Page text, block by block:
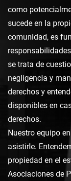
como
sucede en la
comunidad, es
se trata de
negligencia y
derechos y
disponibles en
derechos.
Nuestro equipo
asistirle.
propiedad en el
Asociaciones de